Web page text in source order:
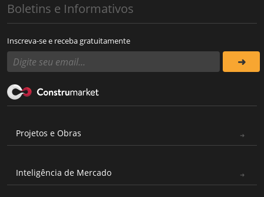
Boletins e Informativos
Inscreva-se e receba gratuitamente
Projetos e Obras
Inteligência de Mercado